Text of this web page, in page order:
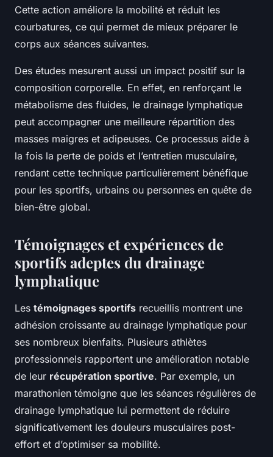
Cette action améliore la mobilité et réduit les
courbatures, ce qui permet de mieux préparer le
corps aux séances suivantes.
Des études mesurent aussi un impact positif sur la
composition corporelle. En effet, en renforçant le
métabolisme des fluides, le drainage lymphatique
peut accompagner une meilleure répartition des
masses maigres et adipeuses. Ce processus aide à
la fois la perte de poids et l’entretien musculaire,
rendant cette technique particulièrement bénéfique
pour les sportifs, urbains ou personnes en quête de
bien-être global.
Témoignages et expériences de
sportifs adeptes du drainage
lymphatique
Les témoignages sportifs recueillis montrent une
adhésion croissante au drainage lymphatique pour
ses nombreux bienfaits. Plusieurs athlètes
professionnels rapportent une amélioration notable
de leur récupération sportive. Par exemple, un
marathonien témoigne que les séances régulières de
drainage lymphatique lui permettent de réduire
significativement les douleurs musculaires post-
effort et d’optimiser sa mobilité.